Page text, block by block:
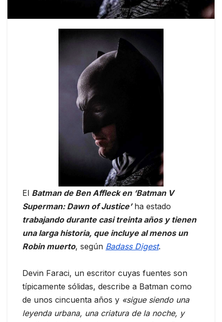
El Batman de Ben Affleck en ‘Batman V
Superman: Dawn of Justice’ha estado
trabajando durante casi treinta años y tienen
una larga historia, que incluye al menos un
Robin muerto, según Badass Digest.
Devin Faraci, un escritor cuyas fuentes son
típicamente sólidas, describe a Batman como
de unos cincuenta años y «sigue siendo una
leyenda urbana, una criatura de la noche, y